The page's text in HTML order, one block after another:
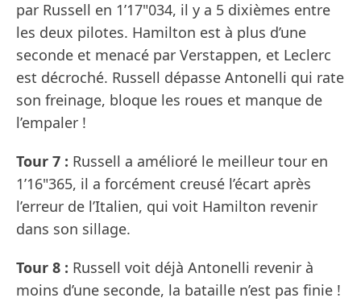
par Russell en 1’17"034, il y a 5 dixièmes entre
les deux pilotes. Hamilton est à plus d’une
seconde et menacé par Verstappen, et Leclerc
est décroché. Russell dépasse Antonelli qui rate
son freinage, bloque les roues et manque de
l’empaler !
Tour 7 : Russell a amélioré le meilleur tour en
1’16"365, il a forcément creusé l’écart après
l’erreur de l’Italien, qui voit Hamilton revenir
dans son sillage.
Tour 8 : Russell voit déjà Antonelli revenir à
moins d’une seconde, la bataille n’est pas finie !